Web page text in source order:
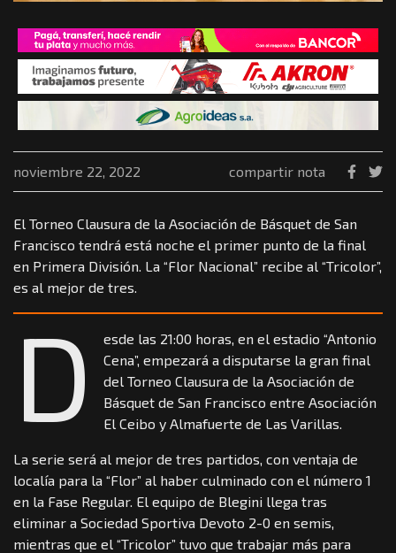
noviembre 22, 2022 compartir nota
El Torneo Clausura de la Asociación de Básquet de San
Francisco tendrá está noche el primer punto de la final
en Primera División. La “Flor Nacional” recibe al “Tricolor”,
es al mejor de tres.
D
esde las 21:00 horas, en el estadio “Antonio
Cena”, empezará a disputarse la gran final
del Torneo Clausura de la Asociación de
Básquet de San Francisco entre Asociación
El Ceibo y Almafuerte de Las Varillas.
La serie será al mejor de tres partidos, con ventaja de
localía para la “Flor” al haber culminado con el número 1
en la Fase Regular. El equipo de Blegini llega tras
eliminar a Sociedad Sportiva Devoto 2-0 en semis,
mientras que el “Tricolor” tuvo que trabajar más para